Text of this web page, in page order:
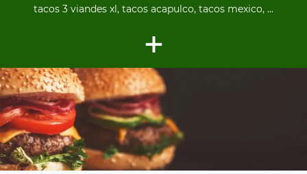
tacos 3 viandes xl, tacos acapulco, tacos mexico, ...
+